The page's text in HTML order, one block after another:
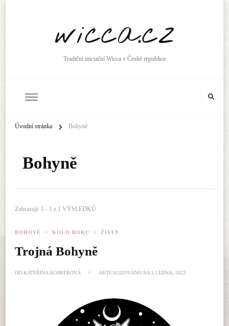
wicca.cz
Tradiční iniciační Wicca v České republice
Úvodní stránka Bohyně
Bohyně
Zobrazuji: 1 - 1 z 1 VÝSLEDKŮ
BOHOVÉ KOLO ROKU ŽIVLY
Trojná Bohyně
OD KATEŘINA ACHREROVÁ AKTUALIZOVÁNO NA 5 LEDNA, 2022